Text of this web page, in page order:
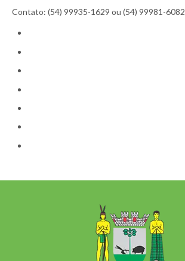
Contato: (54) 99935-1629 ou (54) 99981-6082